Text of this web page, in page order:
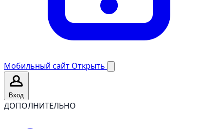
Мобильный сайт Открыть
Вход
ДОПОЛНИТЕЛЬНО